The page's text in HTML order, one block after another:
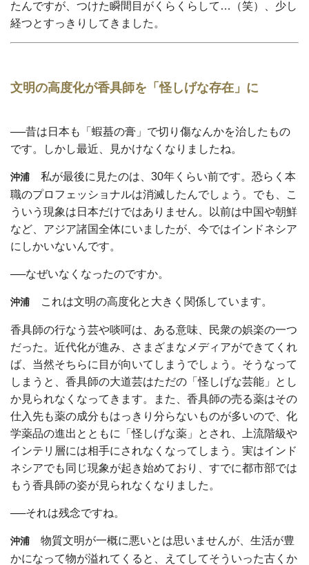
たんですが、つけた瞬間目がくらくらして…（笑）、少し
経つとすっきりしてきました。
文明の高度化が香具師を「怪しげな存在」に
──昔は日本も「蝦蟇の膏」で切り傷なんかを治したもの
です。しかし最近、見かけなくなりましたね。
沖浦 私が最後に見たのは、30年くらい前です。恐らく本
職のプロフェッショナルは消滅したんでしょう。でも、こ
ういう現象は日本だけではありません。以前は中国や朝鮮
など、アジア諸国全体にいましたが、今ではインドネシア
にしかいないんです。
──なぜいなくなったのですか。
沖浦 これは文明の高度化と大きく関係しています。
香具師の行なう芸や啖呵は、ある意味、民衆の娯楽の一つ
だった。近代化が進み、さまざまなメディアができてくれ
ば、当然そちらに目が向いてしまうでしょう。そうなって
しまうと、香具師の大道芸はただの「怪しげな芸能」とし
か見られなくなってきます。また、香具師の売る薬はその
仕入先も薬の成分もはっきり分らないものが多いので、化
学薬品の進出とともに「怪しげな薬」とされ、上流階級や
インテリ層には相手にされなくなってしまう。実はインド
ネシアでも同じ現象が起き始めており、すでに都市部では
もう香具師の姿が見られなくなりました。
──それは残念ですね。
沖浦 物質文明が一概に悪いとは思いませんが、生活が豊
かになって物が溢れてくると、えてしてそういった古くか